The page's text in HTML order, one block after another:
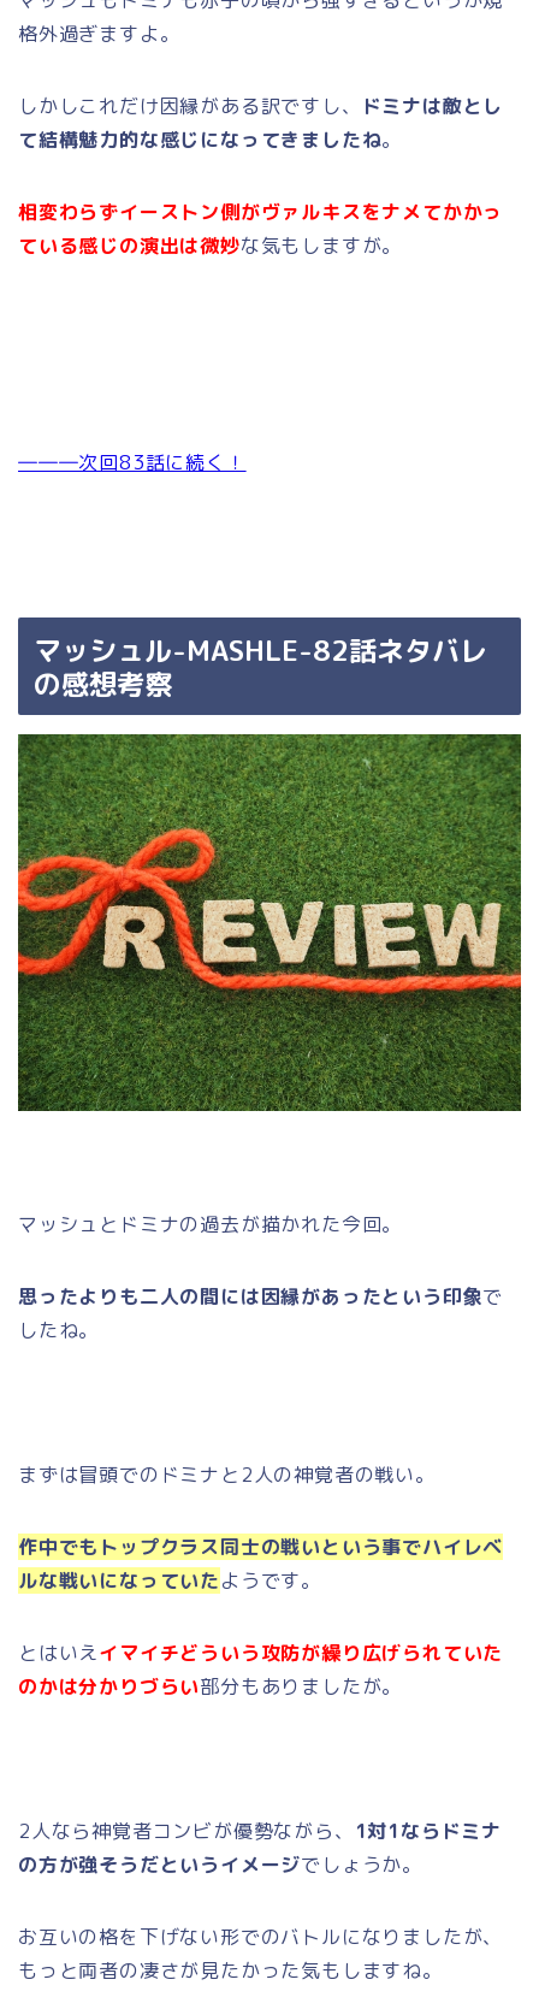
格外過ぎますよ。
しかしこれだけ因縁がある訳ですし、
ドミナは敵とし
て結構魅力的な感じになってきましたね。
相変わらずイーストン側がヴァルキスをナメてかかっ
ている感じの演出は微妙な気もしますが。
―――次回83話に続く！
マッシュル-MASHLE-82話ネタバレ
の感想考察
マッシュとドミナの過去が描かれた今回。
思ったよりも二人の間には因縁があったという印象で
したね。
まずは冒頭でのドミナと2人の神覚者の戦い。
作中でもトップクラス同士の戦いという事でハイレベ
ルな戦いになっていたようです。
とはいえイマイチどういう攻防が繰り広げられていた
のかは分かりづらい部分もありましたが。
2人なら神覚者コンビが優勢ながら、
1対1ならドミナ
の方が強そうだというイメージでしょうか。
お互いの格を下げない形でのバトルになりましたが、
もっと両者の凄さが見たかった気もしますね。